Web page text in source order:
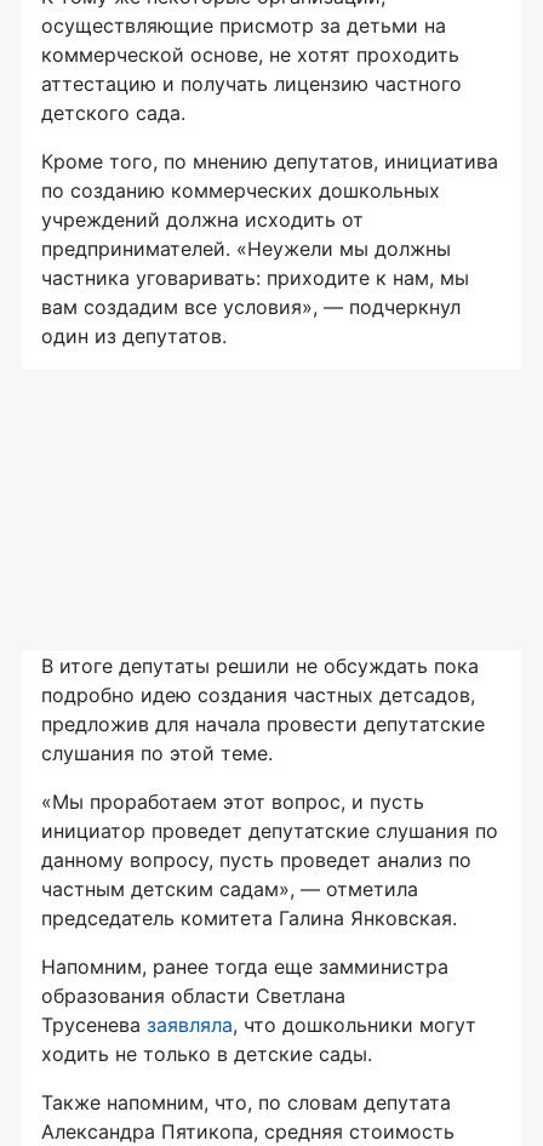
осуществляющие присмотр за детьми на
коммерческой основе, не хотят проходить
аттестацию и получать лицензию частного
детского сада.
Кроме того, по мнению депутатов, инициатива
по созданию коммерческих дошкольных
учреждений должна исходить от
предпринимателей. «Неужели мы должны
частника уговаривать: приходите к нам, мы
вам создадим все условия», — подчеркнул
один из депутатов.
В итоге депутаты решили не обсуждать пока
подробно идею создания частных детсадов,
предложив для начала провести депутатские
слушания по этой теме.
«Мы проработаем этот вопрос, и пусть
инициатор проведет депутатские слушания по
данному вопросу, пусть проведет анализ по
частным детским садам», — отметила
председатель комитета Галина Янковская.
Напомним, ранее тогда еще замминистра
образования области Светлана
Трусенева заявляла, что дошкольники могут
ходить не только в детские сады.
Также напомним, что, по словам депутата
Александра Пятикопа, средняя стоимость